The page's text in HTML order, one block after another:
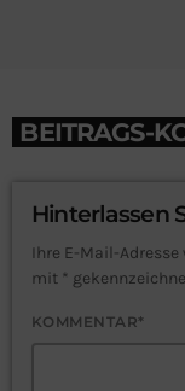
BEITRAGS-
Hinterlassen
Ihre E-Mail-
mit *
KOMMENTAR*